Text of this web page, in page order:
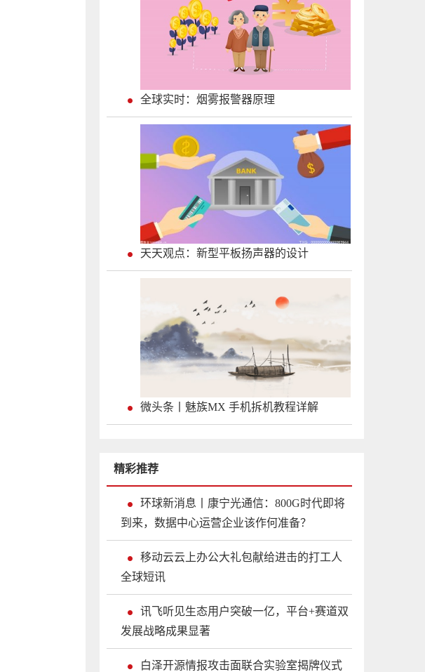
全球实时：烟雾报警器原理
天天观点：新型平板扬声器的设计
微头条丨魅族MX 手机拆机教程详解
精彩推荐
环球新消息丨康宁光通信：800G时代即将
到来，数据中心运营企业该作何准备？
移动云云上办公大礼包献给进击的打工人
全球短讯
讯飞听见生态用户突破一亿，平台+赛道双
发展战略成果显著
白泽开源情报攻击面联合实验室揭牌仪式